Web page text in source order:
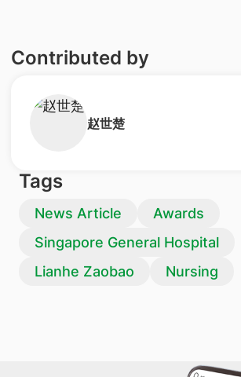
Contributed by
​赵世楚
Tags
News Article
Awards
Singapore General Hospital
Lianhe Zaobao
Nursing